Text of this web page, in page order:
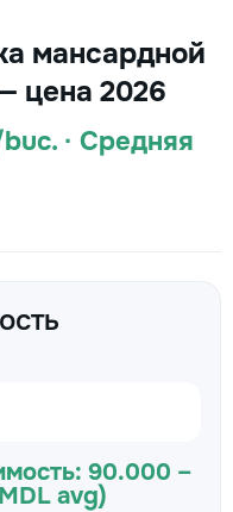
мансардной
цена 2026
· Средняя
90.000 –
avg)